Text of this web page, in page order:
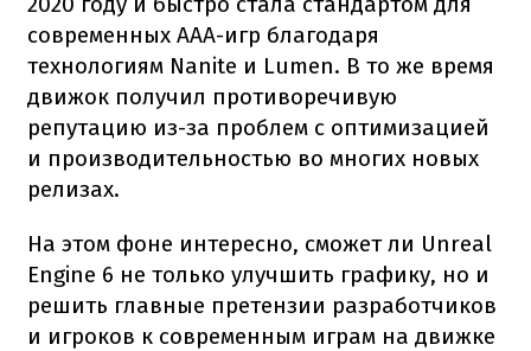
современных AAA-игр благодаря
технологиям Nanite и Lumen. В то же время
движок получил противоречивую
репутацию из-за проблем с оптимизацией
и производительностью во многих новых
релизах.
На этом фоне интересно, сможет ли Unreal
Engine 6 не только улучшить графику, но и
решить главные претензии разработчиков
и игроков к современным играм на движке